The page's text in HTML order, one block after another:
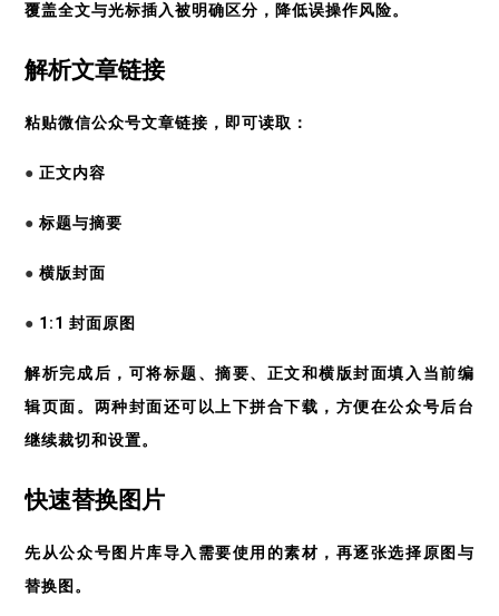
覆盖全文与光标插入被明确区分，降低误操作风险。
解析文章链接
粘贴微信公众号文章链接，即可读取：
● 正文内容
● 标题与摘要
● 横版封面
● 1:1 封面原图
解析完成后，可将标题、摘要、正文和横版封面填入当前编
辑页面。两种封面还可以上下拼合下载，方便在公众号后台
继续裁切和设置。
快速替换图片
先从公众号图片库导入需要使用的素材，再逐张选择原图与
替换图。